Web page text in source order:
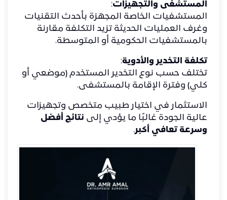
المستشفى والتجهيزات:
المستشفيات الخاصة المجهزة بأحدث التقنيات
وغرف العمليات الحديثة تزيد التكلفة مقارنة
بالمستشفيات الحكومية أو المتوسطة.
تكلفة التخدير والأدوية:
تختلف حسب نوع التخدير المستخدم (موضعي أو
كلي) وفترة الإقامة بالمستشفى.
الاستثمار في اختيار طبيب متخصص وتجهيزات
عالية الجودة غالبًا ما يؤدي إلى نتائج أفضل
وسرعة تعافي أكبر.